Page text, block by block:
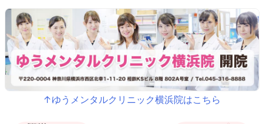
↑ゆうメンタルクリニック横浜院はこちら